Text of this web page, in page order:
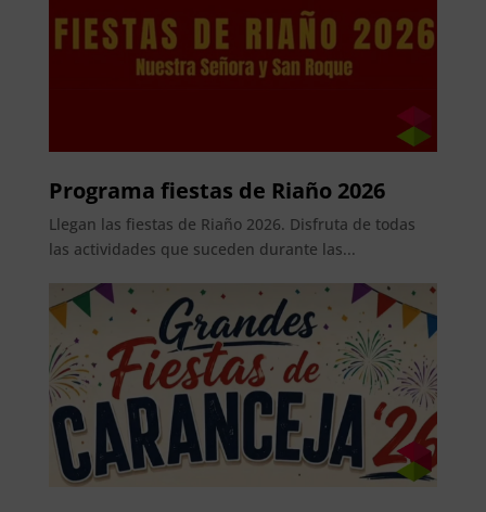
Programa fiestas de Riaño 2026
Llegan las fiestas de Riaño 2026. Disfruta de todas
las actividades que suceden durante las...